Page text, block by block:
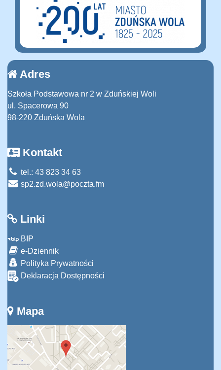
Adres
Szkoła Podstawowa nr 2 w Zduńskiej Woli
ul. Spacerowa 90
98-220 Zduńska Wola
Kontakt
tel.: 43 823 34 63
sp2.zd.wola@poczta.fm
Linki
BIP
e-Dziennik
Polityka Prywatności
Deklaracja Dostępności
Mapa